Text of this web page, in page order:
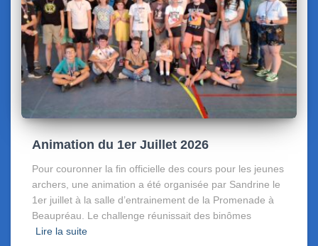
Animation du 1er Juillet 2026
Pour couronner la fin officielle des cours pour les jeunes
archers, une animation a été organisée par Sandrine le
1er juillet à la salle d’entrainement de la Promenade à
Beaupréau. Le challenge réunissait des binômes
Lire la suite